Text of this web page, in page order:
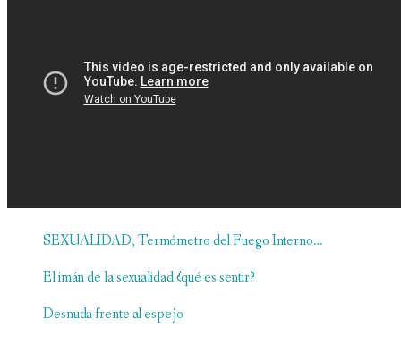
SEXUALIDAD, Termómetro del Fuego Interno…
El imán de la sexualidad ¿qué es sentir?
Desnuda frente al espejo